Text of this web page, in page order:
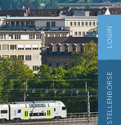
LOGIN
STELLENBÖRSE